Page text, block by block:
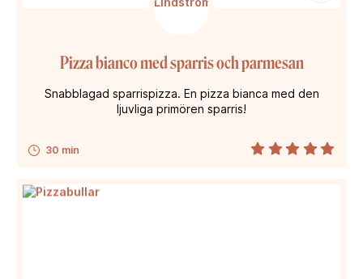
30 min
Pizza bianco med sparris och parmesan
Snabblagad sparrispizza. En pizza bianca med den
ljuvliga primören sparris!